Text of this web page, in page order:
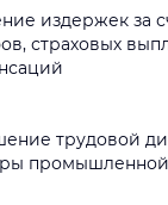
издержек за
страховых
трудовой